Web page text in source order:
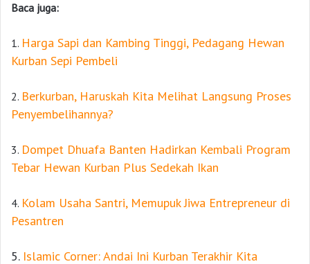
Baca juga:
1. Harga Sapi dan Kambing Tinggi, Pedagang Hewan
Kurban Sepi Pembeli
2. Berkurban, Haruskah Kita Melihat Langsung Proses
Penyembelihannya?
3. Dompet Dhuafa Banten Hadirkan Kembali Program
Tebar Hewan Kurban Plus Sedekah Ikan
4. Kolam Usaha Santri, Memupuk Jiwa Entrepreneur di
Pesantren
5. Islamic Corner: Andai Ini Kurban Terakhir Kita